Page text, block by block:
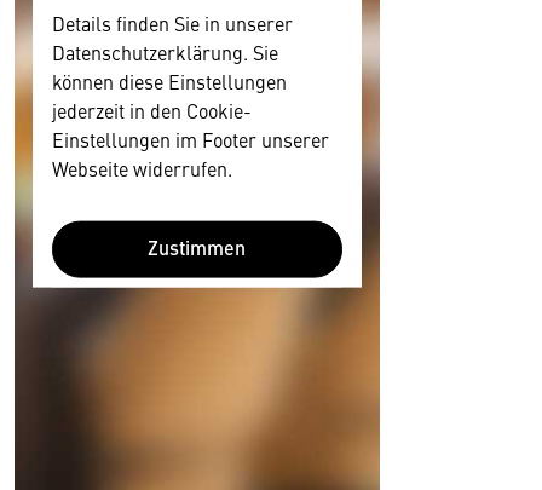
Details finden Sie in unserer
Datenschutzerklärung. Sie
können diese Einstellungen
jederzeit in den Cookie-
Einstellungen im Footer unserer
Webseite widerrufen.
Zustimmen